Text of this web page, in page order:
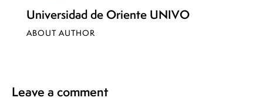
Universidad de Oriente UNIVO
ABOUT AUTHOR
Leave a comment